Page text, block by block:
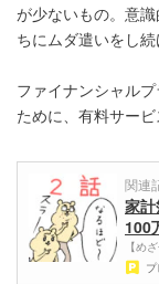
が少ないもの。意
ちにムダ遣いをし続
ファイナンシャル
ために、有料サー
関連
家
100
【め